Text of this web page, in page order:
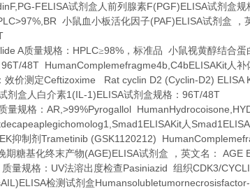
FELISA试剂盒人前列腺素F(PGF)ELISA试剂盒规
小鼠血小板活化因子(PAF)ELISA试剂盒 ，
A质量规格： HPLC≥98% ，标准品 小鼠视黄醇结合蛋
48T HumanComplemefragme4b,C4bELISAKit人补
效价测定Ceftizoxime Rat cyclin D2 (Cyclin-D2) ELISA
剂盒人白介素1(IL-1)ELISA试剂盒规格： 96T/48T
量规格： AR,>99%Pyrogallol
人 Smad1ELISA
抑制剂 Trametinib (GSK1120212)
期糖基化终末产物(AGE)ELISA试剂盒 ，英文名： AGE
量规格： UV法溶出度检查Pasiniazid 组织CDK3/
检测试剂盒